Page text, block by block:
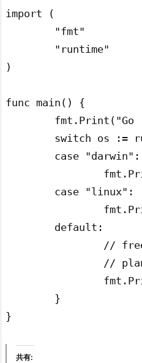
import (
)
func main() {
}
共有: